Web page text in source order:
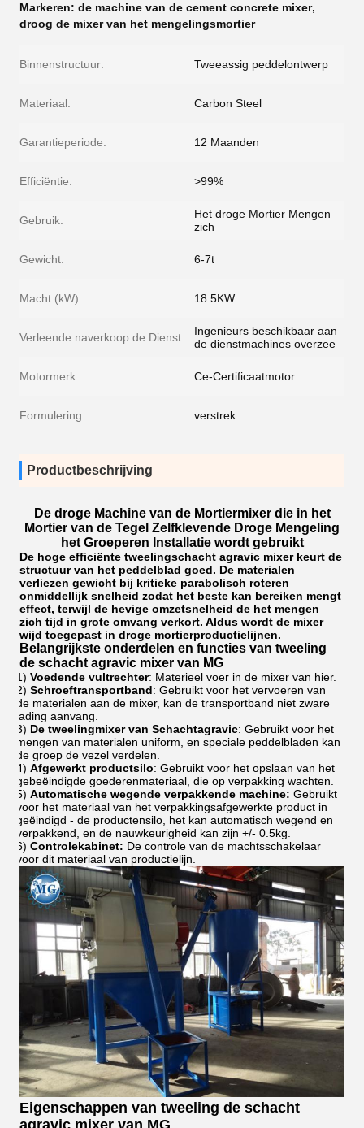
Markeren: de machine van de cement concrete mixer,
droog de mixer van het mengelingsmortier
Binnenstructuur: Tweeassig peddelontwerp
Materiaal: Carbon Steel
Garantieperiode: 12 Maanden
Efficiëntie: >99%
Gebruik:
Het droge Mortier Mengen
zich
Gewicht: 6-7t
Macht (kW): 18.5KW
Verleende naverkoop de Dienst:
Ingenieurs beschikbaar aan
de dienstmachines overzee
Motormerk: Ce-Certificaatmotor
Formulering: verstrek
Productbeschrijving
De droge Machine van de Mortiermixer die in het
Mortier van de Tegel Zelfklevende Droge Mengeling
het Groeperen Installatie wordt gebruikt
De hoge efficiënte tweelingschacht agravic mixer keurt de
structuur van het peddelblad goed. De materialen
verliezen gewicht bij kritieke parabolisch roteren
onmiddellijk snelheid zodat het beste kan bereiken mengt
effect, terwijl de hevige omzetsnelheid de het mengen
zich tijd in grote omvang verkort. Aldus wordt de mixer
wijd toegepast in droge mortierproductielijnen.
Belangrijkste onderdelen en functies van tweeling
de schacht agravic mixer van MG
1) Voedende vultrechter: Materieel voer in de mixer van hier.
2) Schroeftransportband: Gebruikt voor het vervoeren van
de materialen aan de mixer, kan de transportband niet zware
lading aanvang.
3) De tweelingmixer van Schachtagravic: Gebruikt voor het
mengen van materialen uniform, en speciale peddelbladen kan
de groep de vezel verdelen.
4) Afgewerkt productsilo: Gebruikt voor het opslaan van het
gebeëindigde goederenmateriaal, die op verpakking wachten.
5) Automatische wegende verpakkende machine: Gebruikt
voor het materiaal van het verpakkingsafgewerkte product in
geëindigd - de productensilo, het kan automatisch wegend en
verpakkend, en de nauwkeurigheid kan zijn +/- 0.5kg.
6) Controlekabinet: De controle van de machtsschakelaar
voor dit materiaal van productielijn.
Eigenschappen van tweeling de schacht